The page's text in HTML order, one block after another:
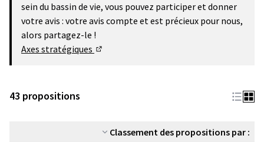
sein du bassin de vie, vous pouvez participer et donner
votre avis : votre avis compte et est précieux pour nous,
alors partagez-le !
Axes stratégiques
43 propositions
Classement des propositions par :